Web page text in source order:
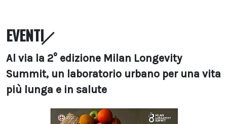
EVENTI
Al via la 2° edizione Milan Longevity
Summit, un laboratorio urbano per una vita
più lunga e in salute